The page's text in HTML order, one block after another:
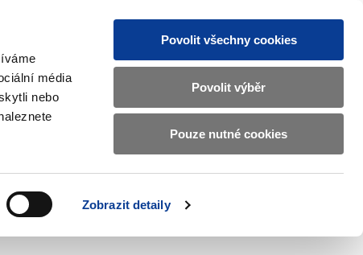
média
nebo
Zobrazit detaily
Povolit všechny cookies
Povolit výběr
Pouze nutné cookies
CZ EN
Základní
informace
o
Ministerstvu
financí
submenu
EU
submenu